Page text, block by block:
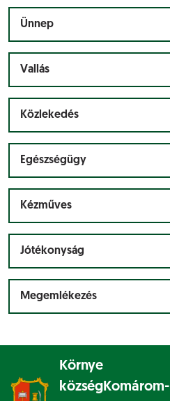
Ünnep
Vallás
Közlekedés
Egészségügy
Kézműves
Jótékonyság
Megemlékezés
Környe
községKomárom-